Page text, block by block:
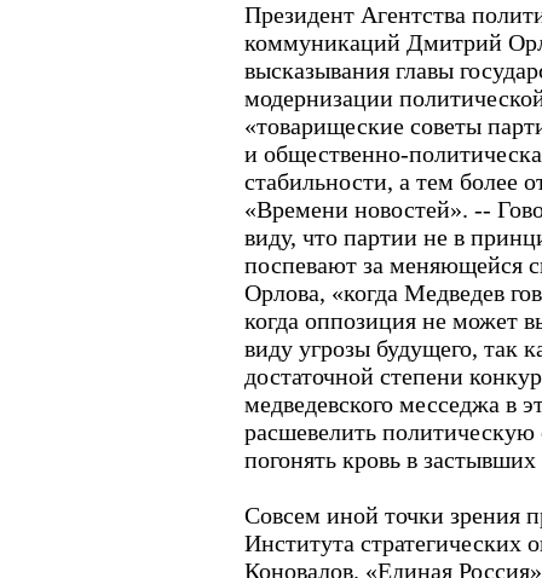
Президент Агентства
коммуникаций Дмитрий
высказывания главы
модернизации
«товарищеские советы
и общественно-
стабильности, а тем более
«Времени новостей». --
виду, что партии не в
поспевают за меняющейся
Орлова, «когда Медведев
когда оппозиция не может
виду угрозы будущего, так
достаточной степени
медведевского месседжа в
расшевелить
погонять кровь в
Совсем иной точки зрения
Института стратегических
Коновалов. «Единая